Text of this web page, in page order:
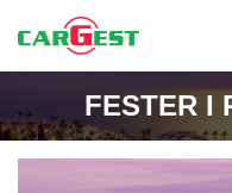
FESTER I